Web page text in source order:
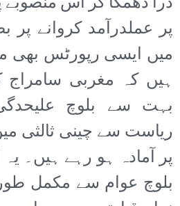
پر عملدرآمد کروانے
میں ایسی رپورٹس بھی
ہیں کہ مغربی سامراج
بہت سے بلوچ
ریاست سے چینی ثالثی
پر آمادہ ہو رہے ہیں۔
بلوچ عوام سے مکمل